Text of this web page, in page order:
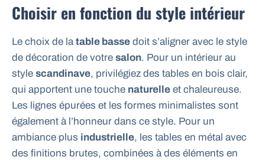
Choisir en fonction du style intérieur
Le choix de la table basse doit s’aligner avec le style
de décoration de votre salon. Pour un intérieur au
style scandinave, privilégiez des tables en bois clair,
qui apportent une touche naturelle et chaleureuse.
Les lignes épurées et les formes minimalistes sont
également à l’honneur dans ce style. Pour un
ambiance plus industrielle, les tables en métal avec
des finitions brutes, combinées à des éléments en